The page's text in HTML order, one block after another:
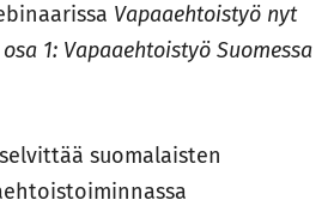
Vapaaehtoistyö nyt
1: Vapaaehtoistyö Suomessa
suomalaisten